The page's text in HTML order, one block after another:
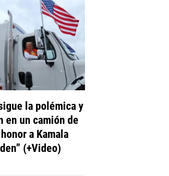
la polémica y
en un camión de
a Kamala
(+Video)